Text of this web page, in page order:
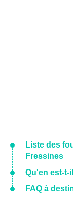
Liste des
Fressines
Qu'en est-t-
FAQ à